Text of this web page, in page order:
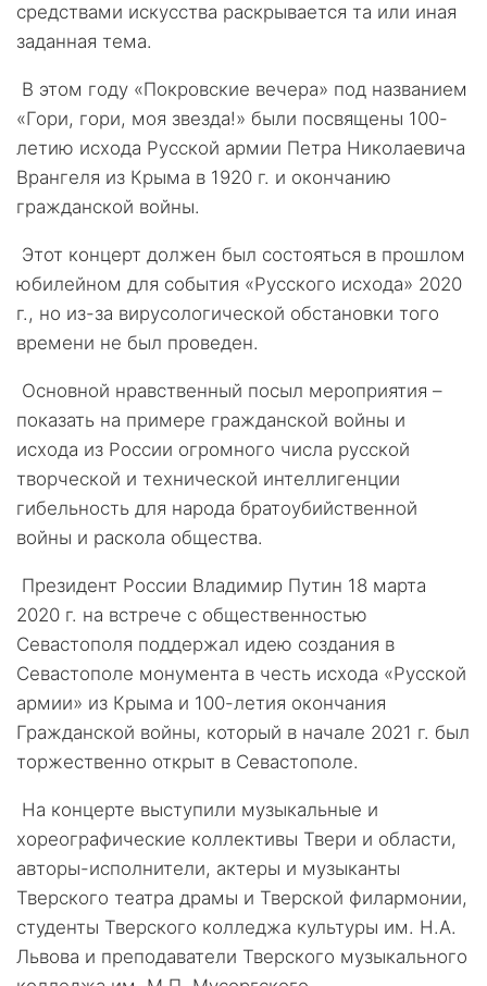
средствами искусства раскрывается та или иная
заданная тема.
В этом году «Покровские вечера» под названием
«Гори, гори, моя звезда!» были посвящены 100-
летию исхода Русской армии Петра Николаевича
Врангеля из Крыма в 1920 г. и окончанию
гражданской войны.
Этот концерт должен был состояться в прошлом
юбилейном для события «Русского исхода» 2020
г., но из-за вирусологической обстановки того
времени не был проведен.
Основной нравственный посыл мероприятия –
показать на примере гражданской войны и
исхода из России огромного числа русской
творческой и технической интеллигенции
гибельность для народа братоубийственной
войны и раскола общества.
Президент России Владимир Путин 18 марта
2020 г. на встрече с общественностью
Севастополя поддержал идею создания в
Севастополе монумента в честь исхода «Русской
армии» из Крыма и 100-летия окончания
Гражданской войны, который в начале 2021 г. был
торжественно открыт в Севастополе.
На концерте выступили музыкальные и
хореографические коллективы Твери и области,
авторы-исполнители, актеры и музыканты
Тверского театра драмы и Тверской филармонии,
студенты Тверского колледжа культуры им. Н.А.
Львова и преподаватели Тверского музыкального